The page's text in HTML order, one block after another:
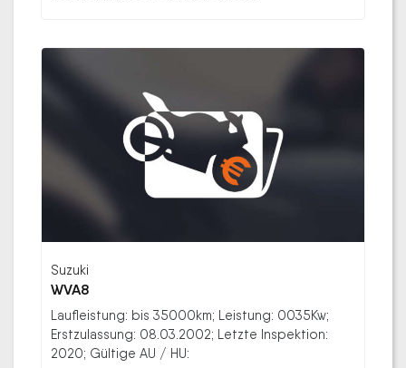
Suzuki
WVA8
Laufleistung: bis 35000km; Leistung: 0035Kw;
Erstzulassung: 08.03.2002; Letzte Inspektion:
2020; Gültige AU / HU: